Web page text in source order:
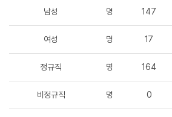
남성 명 147
여성 명 17
정규직 명 164
비정규직 명 0